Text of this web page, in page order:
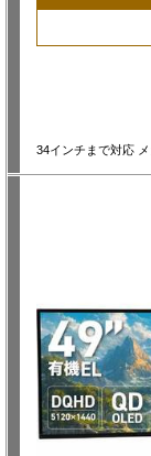
34インチまで対応